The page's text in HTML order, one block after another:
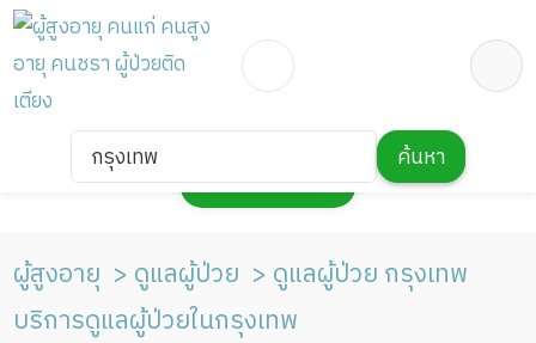
กรุงเทพ ค้นหา
กดเพื่อแสดงแผนที่
ผู้สูงอายุ ดูแลผู้ป่วย
ดูแลผู้ป่วย กรุงเทพ
บริการดูแลผู้ป่วยในกรุงเทพ